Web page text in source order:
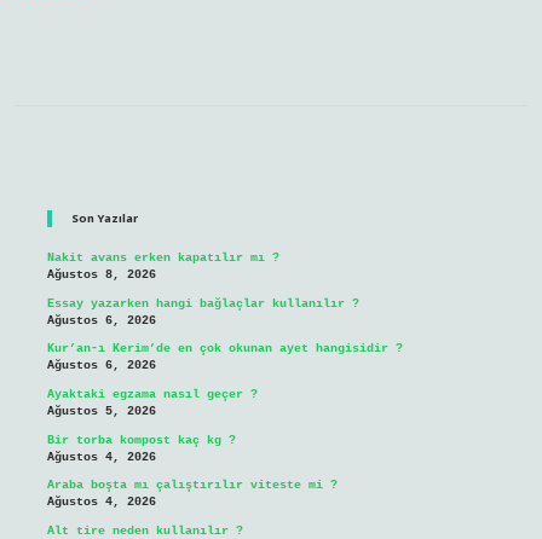
Son Yazılar
Nakit avans erken kapatılır mı ?
Ağustos 8, 2026
Essay yazarken hangi bağlaçlar kullanılır ?
Ağustos 6, 2026
Kur’an-ı Kerim’de en çok okunan ayet hangisidir ?
Ağustos 6, 2026
Ayaktaki egzama nasıl geçer ?
Ağustos 5, 2026
Bir torba kompost kaç kg ?
Ağustos 4, 2026
Araba boşta mı çalıştırılır viteste mi ?
Ağustos 4, 2026
Alt tire neden kullanılır ?